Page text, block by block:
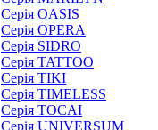
Серія OASIS
Серія OPERA
Серія SIDRO
Серія TATTOO
Серія TIKI
Серія TIMELESS
Серія TOCAI
Серія UNIVERSUM